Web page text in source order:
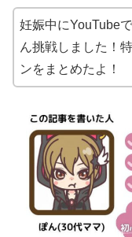
妊娠中にYouTube
ん挑戦しました！
ンをまとめたよ！